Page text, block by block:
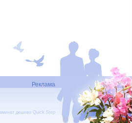
Реклама
дешевоQuick Step